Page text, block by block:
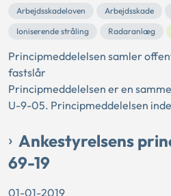
Arbejdsskadeloven Arbejdsskade
Ioniserende stråling
Radaranlæg
Principmeddelelsen samler
fastslår
Principmeddelelsen er en
U-9-05. Principmeddelelsen
Ankestyrelsens
69-19
01-01-2019